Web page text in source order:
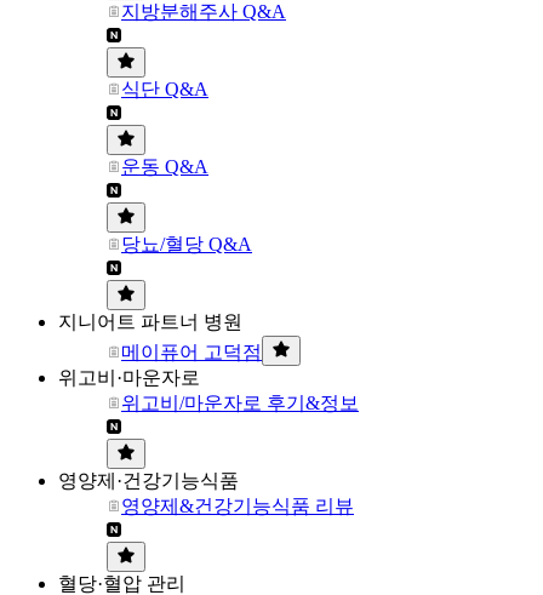
지방분해주사 Q&A
식단 Q&A
운동 Q&A
당뇨/혈당 Q&A
지니어트 파트너 병원
메이퓨어 고덕점
위고비·마운자로
위고비/마운자로 후기&정보
영양제·건강기능식품
영양제&건강기능식품 리뷰
혈당·혈압 관리